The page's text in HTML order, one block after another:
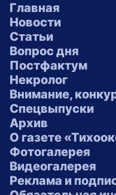
Главная
Новости
Статьи
Вопрос дня
Постфактум
Некролог
Внимание,
Спецвыпуски
Архив
О газете
Фотогалерея
Видеогалерея
Реклама и